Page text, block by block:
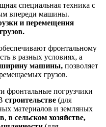
специальная техника с
впереди машины.
и перемещения
фронтальному
в разных условиях, а
ширину машины, позволяет
грузов.
фронтальные погрузчики
строительстве (для
материалов и земляных
, в сельском хозяйстве,